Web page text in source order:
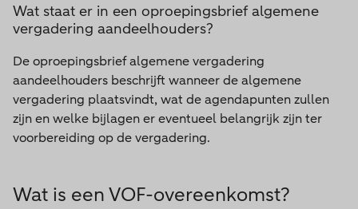
Wat staat er in een oproepingsbrief algemene
vergadering aandeelhouders?
De oproepingsbrief algemene vergadering
aandeelhouders beschrijft wanneer de algemene
vergadering plaatsvindt, wat de agendapunten zullen
zijn en welke bijlagen er eventueel belangrijk zijn ter
voorbereiding op de vergadering.
Wat is een VOF-overeenkomst?